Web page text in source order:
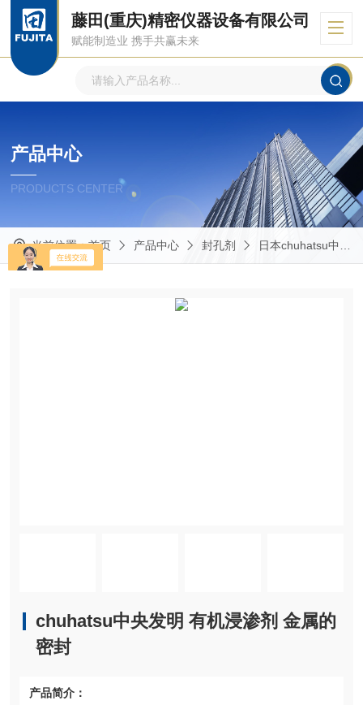
藤田(重庆)精密仪器设备有限公司
赋能制造业 携手共赢未来
产品中心
PRODUCTS CENTER
当前位置：首页 产品中心 封孔剂 日本chuhatsu中央发明
chuhatsu中央发明 有机浸渗剂 金属的
密封
产品简介：